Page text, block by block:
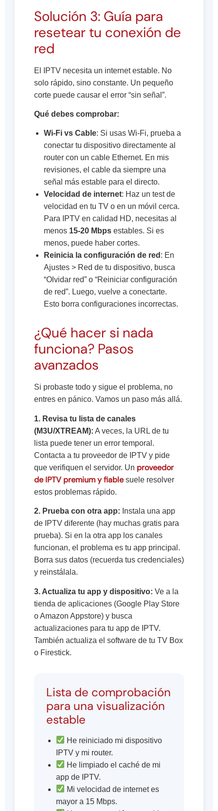
Solución 3: Guía para
resetear tu conexión de
red
El IPTV necesita un internet estable. No
solo rápido, sino constante. Un pequeño
corte puede causar el error “sin señal”.
Qué debes comprobar:
Wi-Fi vs Cable: Si usas Wi-Fi, prueba a
conectar tu dispositivo directamente al
router con un cable Ethernet. En mis
revisiones, el cable da siempre una
señal más estable para el directo.
Velocidad de internet: Haz un test de
velocidad en tu TV o en un móvil cerca.
Para IPTV en calidad HD, necesitas al
menos 15-20 Mbps estables. Si es
menos, puede haber cortes.
Reinicia la configuración de red : En
Ajustes > Red de tu dispositivo, busca
“Olvidar red” o “Reiniciar configuración
de red”. Luego, vuelve a conectarte.
Esto borra configuraciones incorrectas.
¿Qué hacer si nada
funciona? Pasos
avanzados
Si probaste todo y sigue el problema, no
entres en pánico. Vamos un paso más allá.
1. Revisa tu lista de canales
(M3U/XTREAM): A veces, la URL de tu
lista puede tener un error temporal.
Contacta a tu proveedor de IPTV y pide
que verifiquen el servidor. Un proveedor
de IPTV premium y fiable suele resolver
estos problemas rápido.
2. Prueba con otra app: Instala una app
de IPTV diferente (hay muchas gratis para
prueba). Si en la otra app los canales
funcionan, el problema es tu app principal.
Borra sus datos (recuerda tus credenciales)
y reinstálala.
3. Actualiza tu app y dispositivo: Ve a la
tienda de aplicaciones (Google Play Store
o Amazon Appstore) y busca
actualizaciones para tu app de IPTV.
También actualiza el software de tu TV Box
o Firestick.
Lista de comprobación
para una visualización
estable
He reiniciado mi dispositivo
IPTV y mi router.
He limpiado el caché de mi
app de IPTV.
Mi velocidad de internet es
mayor a 15 Mbps.